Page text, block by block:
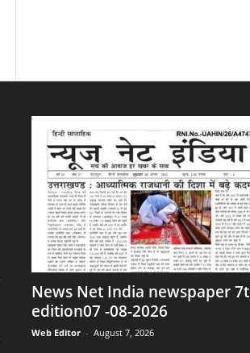
News Net India newspaper
edition07 -08-2026
Web Editor - August 7, 2026